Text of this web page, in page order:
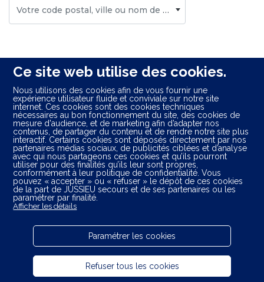
Ce site web utilise des cookies.
Nous utilisons des cookies afin de vous fournir une
expérience utilisateur fluide et conviviale sur notre site
internet. Ces cookies sont des cookies techniques
nécessaires au bon fonctionnement du site, des cookies de
mesure d'audience, et de marketing afin d’adapter nos
contenus, de partager du contenu et de rendre notre site plus
interactif. Certains cookies sont déposés directement par nos
partenaires médias sociaux, de publicités ciblées et d’analyse
avec qui nous partageons ces cookies et qu’ils pourront
utiliser pour des finalités qu’ils leur sont propres,
conformément à leur politique de confidentialité. Vous
pouvez « accepter » ou « refuser » le dépôt de ces cookies
de la part de JUSSIEU secours et de ses partenaires ou les
paramétrer par finalité.
Afficher les détails
Paramétrer les cookies
Refuser tous les cookies
Votre code postal, ville ou nom de centre
Départements limitrophes :
Calvados (14)
Eure-et-Loir (28)
Oise (60)
Orne (61)
Seine-Maritime (76)
Yvelines (78)
Val-d'Oise (95)
Plan du site